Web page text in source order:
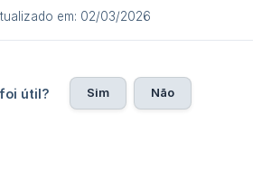
em: 02/03/2026
útil? Sim Não